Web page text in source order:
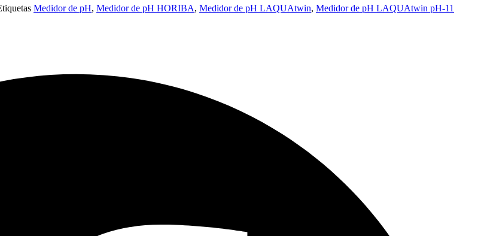
Medidor de pH, Medidor de pH HORIBA, Medidor de pH LAQUAtwin, Medidor de pH LAQUAtwin pH-11